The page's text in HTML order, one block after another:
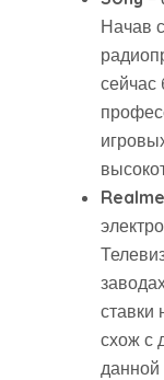
Начав
сейчас
Realme
ставки
схож с
данной